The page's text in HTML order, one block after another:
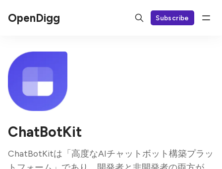
OpenDigg Subscribe
ChatBotKit
ChatBotKitは「高度なAIチャットボット構築プラッ